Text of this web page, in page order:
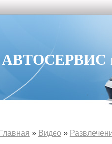
АВТОСЕРВИС в
Главная » Видео »